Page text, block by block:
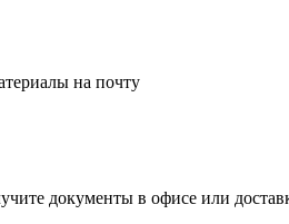
на почту
документы в офисе или